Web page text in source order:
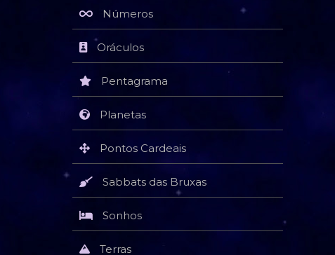
Números
Oráculos
Pentagrama
Planetas
Pontos Cardeais
Sabbats das Bruxas
Sonhos
Terras